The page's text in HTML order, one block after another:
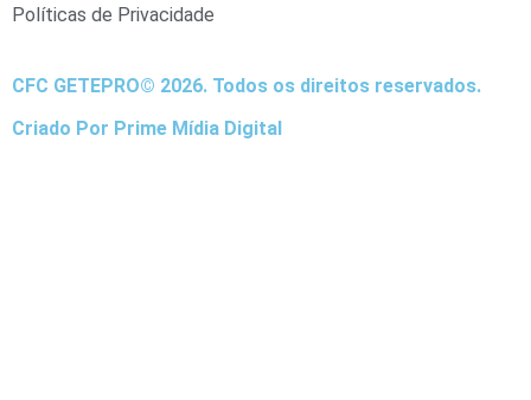
Políticas de Privacidade
CFC GETEPRO© 2026. Todos os direitos reservados.
Criado Por Prime Mídia Digital